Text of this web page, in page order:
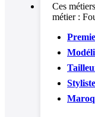
Ces
métier :
Styliste